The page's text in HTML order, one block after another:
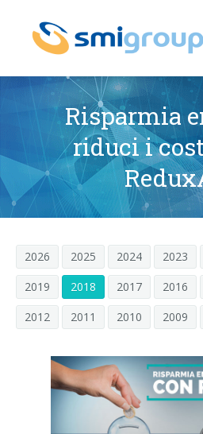
Profilo
Chi siamo
Mission
Storia
Certificazioni e Associazioni
Governance
Codice Etico
Qualità, Ambiente e Sicurezza
Whistleblowing
Bottiglie senza etichetta
rPET
Risparmio energetico
Risorse rinnovabili
Prodotti
LINEE DI IMBOTTIGLIAMENTO
Soluzioni compatte
Fabbrica Intelligente 4.0
RIEMPITRICI PER BOTTIGLIE
SISTEMI DI SOFFIAGGIO,
After sales
Servizi Smycall
SmyIoT control room
Risparmia
riduci i
2026 2025 2024 2023
2019
2018 2017 2016
2012
2011 2010 2009